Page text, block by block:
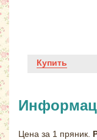
Купить
Цена за 1 пряник.